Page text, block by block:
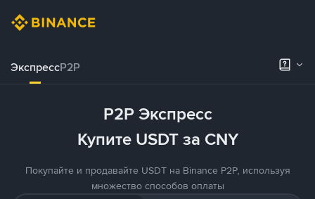
ЭкспрессP2P
P2P Экспресс
Купите USDT за CNY
Покупайте и продавайте USDT на Binance P2P, используя
множество способов оплаты